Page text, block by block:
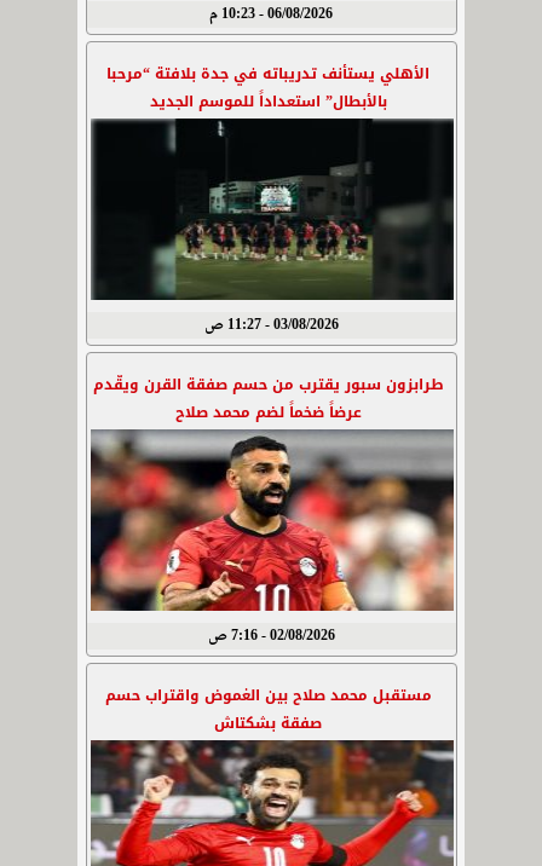
06/08/2026 - 10:23 م
الأهلي يستأنف تدريباته في جدة بلافتة “مرحبا
بالأبطال” استعداداً للموسم الجديد
03/08/2026 - 11:27 ص
طرابزون سبور يقترب من حسم صفقة القرن ويقّدم
عرضاً ضخماً لضم محمد صلاح
02/08/2026 - 7:16 ص
مستقبل محمد صلاح بين الغموض واقتراب حسم
صفقة بشكتاش